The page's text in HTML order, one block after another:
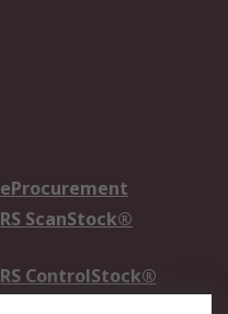
eProcurement
RS ScanStock®
RS ControlStock®